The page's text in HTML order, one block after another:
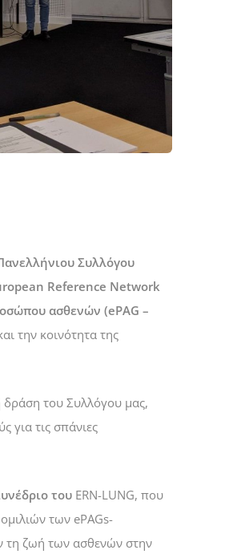
Συλλόγου
Reference Network
ασθενών (ePAG –
την κοινότητα της
δράση του Συλλόγου μας,
για τις σπάνιες
του ERN-LUNG, που
των ePAGs-
τη ζωή των ασθενών στην